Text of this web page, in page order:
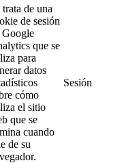
trata de una
de sesión
Google
que se
para
datos
cómo
el sitio
que se
cuando
de su
Sesión